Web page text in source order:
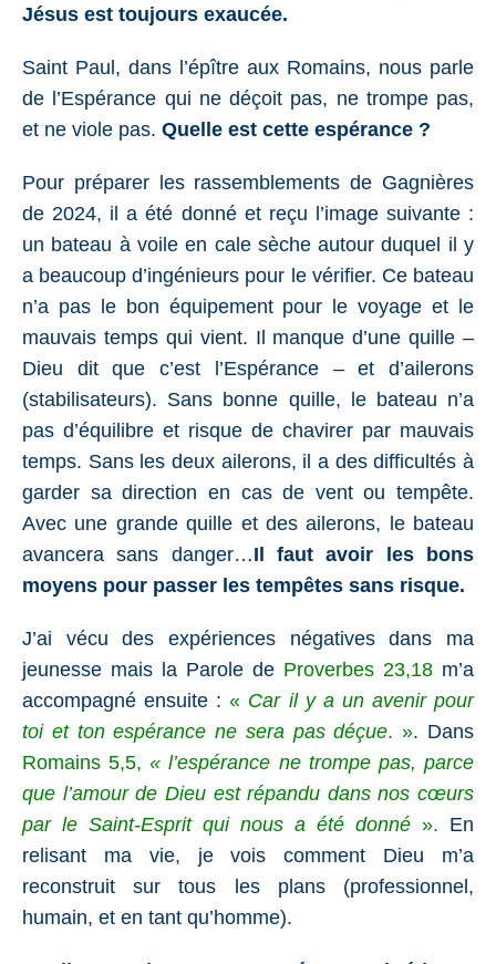
Jésus est toujours exaucée.
Saint Paul, dans l’épître aux Romains, nous parle
de l’Espérance qui ne déçoit pas, ne trompe pas,
et ne viole pas. Quelle est cette espérance ?
Pour préparer les rassemblements de Gagnières
de 2024, il a été donné et reçu l’image suivante :
un bateau à voile en cale sèche autour duquel il y
a beaucoup d’ingénieurs pour le vérifier. Ce bateau
n’a pas le bon équipement pour le voyage et le
mauvais temps qui vient. Il manque d’une quille –
Dieu dit que c’est l’Espérance – et d’ailerons
(stabilisateurs). Sans bonne quille, le bateau n’a
pas d’équilibre et risque de chavirer par mauvais
temps. Sans les deux ailerons, il a des difficultés à
garder sa direction en cas de vent ou tempête.
Avec une grande quille et des ailerons, le bateau
avancera sans danger…Il faut avoir les bons
moyens pour passer les tempêtes sans risque.
J’ai vécu des expériences négatives dans ma
jeunesse mais la Parole de Proverbes 23,18 m’a
accompagné ensuite :« Car il y a un avenir pour
toi et ton espérance ne sera pas déçue. ». Dans
Romains 5,5,« l’espérance ne trompe pas, parce
que l’amour de Dieu est répandu dans nos cœurs
par le Saint-Esprit qui nous a été donné ». En
relisant ma vie, je vois comment Dieu m’a
reconstruit sur tous les plans (professionnel,
humain, et en tant qu’homme).